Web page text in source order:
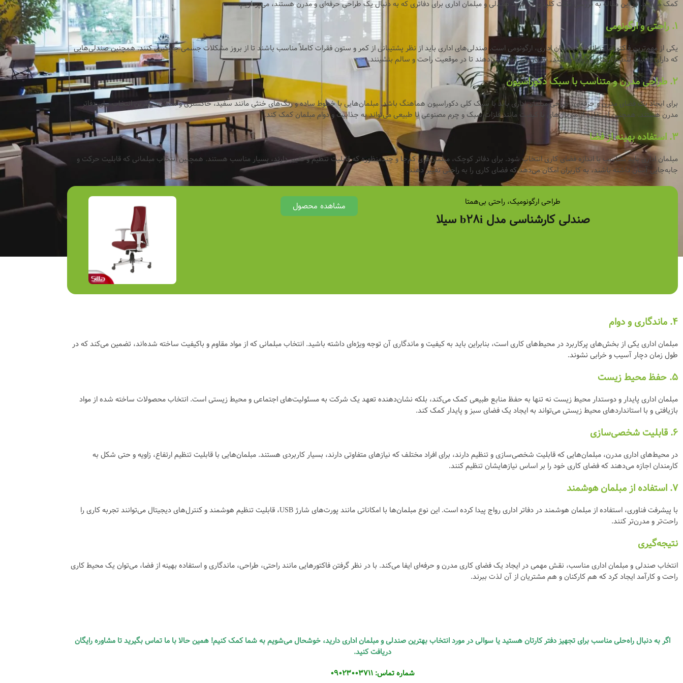
کمک می‌کند. در این مقاله به بررسی نکات کلیدی در خرید صندلی و مبلمان اداری برای دفاتری که به دنبال یک طراحی حرفه‌ای و مدرن هستند، می‌پردازیم.
۱. راحتی و ارگونومی
یکی از مهم‌ترین فاکتورها در انتخاب مبلمان اداری، ارگونومی است. صندلی‌های اداری باید از نظر پشتیبانی از کمر و ستون فقرات کاملاً مناسب باشند تا از بروز مشکلات جسمی جلوگیری کنند. همچنین صندلی‌هایی
که دارای قابلیت تنظیم ارتفاع و زاویه هستند، به کاربران امکان می‌دهند تا در موقعیت راحت و سالم بنشینند.
۲. طراحی مدرن و متناسب با سبک دکوراسیون
برای ایجاد یک فضای مدرن و حرفه‌ای، طراحی مبلمان اداری باید با سبک کلی دکوراسیون هماهنگ باشد. مبلمان‌هایی با خطوط ساده و رنگ‌های خنثی مانند سفید، خاکستری و مشکی، بهترین انتخاب برای دفاتر
مدرن هستند. همچنین استفاده از متریال‌های با کیفیت مانند فلزات سبک و چرم مصنوعی یا طبیعی می‌تواند به جذابیت و دوام مبلمان کمک کند.
۳. استفاده بهینه از فضا
مبلمان اداری باید متناسب با اندازه فضای کاری انتخاب شود. برای دفاتر کوچک، مبلمان‌های کم‌جا و چندمنظوره که قابلیت تنظیم و تغییر دارند، بسیار مناسب هستند. همچنین انتخاب مبلمانی که قابلیت حرکت و
جا‌به‌جایی آسان داشته باشند، به کاربران امکان می‌دهد که فضای کاری را به راحتی تغییر دهند.
طراحی ارگونومیک، راحتی بی‌همتا
صندلی کارشناسی مدل b28i سیلا
مشاهده محصول
۴. ماندگاری و دوام
مبلمان اداری یکی از بخش‌های پرکاربرد در محیط‌های کاری است، بنابراین باید به کیفیت و ماندگاری آن توجه ویژه‌ای داشته باشید. انتخاب مبلمانی که از مواد مقاوم و باکیفیت ساخته شده‌اند، تضمین می‌کند که در
طول زمان دچار آسیب و خرابی نشوند.
۵. حفظ محیط زیست
مبلمان اداری پایدار و دوستدار محیط زیست نه تنها به حفظ منابع طبیعی کمک می‌کند، بلکه نشان‌دهنده تعهد یک شرکت به مسئولیت‌های اجتماعی و محیط زیستی است. انتخاب محصولات ساخته شده از مواد
بازیافتی و با استانداردهای محیط زیستی می‌تواند به ایجاد یک فضای سبز و پایدار کمک کند.
۶. قابلیت شخصی‌سازی
در محیط‌های اداری مدرن، مبلمان‌هایی که قابلیت شخصی‌سازی و تنظیم دارند، برای افراد مختلف که نیازهای متفاوتی دارند، بسیار کاربردی هستند. مبلمان‌هایی با قابلیت تنظیم ارتفاع، زاویه و حتی شکل به
کارمندان اجازه می‌دهند که فضای کاری خود را بر اساس نیازهایشان تنظیم کنند.
۷. استفاده از مبلمان هوشمند
با پیشرفت فناوری، استفاده از مبلمان هوشمند در دفاتر اداری رواج پیدا کرده است. این نوع مبلمان‌ها با امکاناتی مانند پورت‌های شارژ USB، قابلیت تنظیم هوشمند و کنترل‌های دیجیتال می‌توانند تجربه کاری را
راحت‌تر و مدرن‌تر کنند.
نتیجه‌گیری
انتخاب صندلی و مبلمان اداری مناسب، نقش مهمی در ایجاد یک فضای کاری مدرن و حرفه‌ای ایفا می‌کند. با در نظر گرفتن فاکتورهایی مانند راحتی، طراحی، ماندگاری و استفاده بهینه از فضا، می‌توان یک محیط کاری
راحت و کارآمد ایجاد کرد که هم کارکنان و هم مشتریان از آن لذت ببرند.
اگر به دنبال راه‌حلی مناسب برای تجهیز دفتر کارتان هستید یا سوالی در مورد انتخاب بهترین صندلی و مبلمان اداری دارید، خوشحال می‌شویم به شما کمک کنیم! همین حالا با ما تماس بگیرید تا مشاوره رایگان
دریافت کنید.
شماره تماس: 09023003711